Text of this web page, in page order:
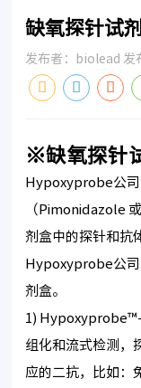
缺氧探针试
发布者：biolead 发
※缺氧探针
Hypoxyprobe公司
（Pimonidazole
剂盒中的探针和抗
Hypoxyprobe公司
剂盒。
1)
组化和流式检测，
应的二抗，比如：